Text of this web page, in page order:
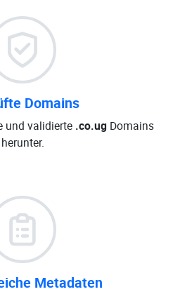
Domains
und validierte .co.ug Domains
herunter.
Metadaten